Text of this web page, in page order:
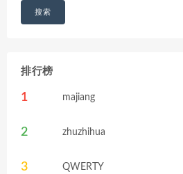
搜索
排行榜
1 majiang
2 zhuzhihua
3 QWERTY